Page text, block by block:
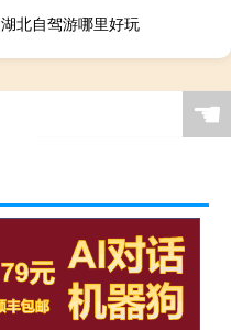
湖北自驾游哪里好玩
☚